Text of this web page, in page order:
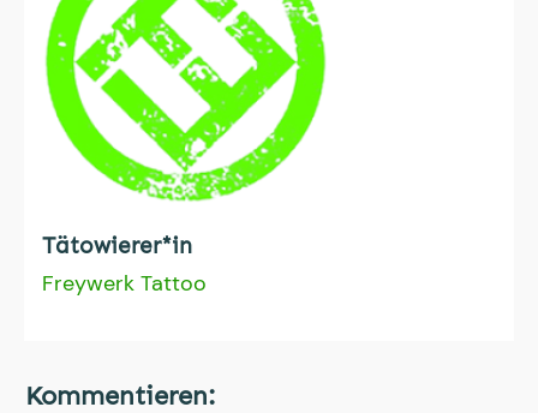
Tätowierer*in
Freywerk Tattoo
Kommentieren: